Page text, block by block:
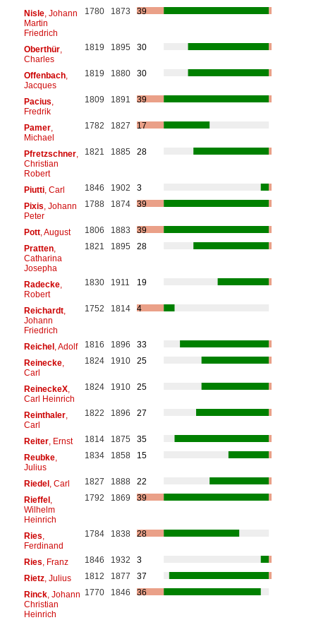
Nisle, Johann
Martin
Friedrich
1780 1873 39
Oberthür,
Charles
1819 1895 30
Offenbach,
Jacques
1819 1880 30
Pacius
Fredrik
1809 1891 39
Pamer,
Michael
1782 1827 17
Pfretzschner,
Christian
Robert
1821 1885 28
Piutti, Carl 1846 1902
3
Pixis , Johann
Peter
1788 1874 39
Pott, August 1806 1883
39
Pratten,
Catharina
Josepha
1821 1895 28
Radecke,
Robert
1830 1911 19
Reichardt,
Johann
Friedrich
1752 1814 4
Reichel, Adolf 1816 1896
33
Reinecke,
Carl
1824 1910 25
ReineckeX,
Carl Heinrich
1824 1910 25
Reinthaler,
Carl
1822 1896 27
Reiter, Ernst 1814 1875
35
Reubke,
Julius
1834 1858 15
Riedel, Carl 1827 1888
22
Rieffel,
Wilhelm
Heinrich
1792 1869 39
Ries
Ferdinand
1784 1838 28
Ries , Franz 1846 1932
3
Rietz, Julius 1812 1877
37
Rinck, Johann
Christian
Heinrich
1770 1846 36